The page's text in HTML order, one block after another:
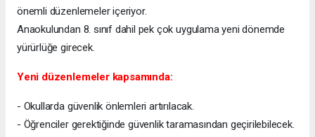
önemli düzenlemeler içeriyor.
Anaokulundan 8. sınıf dahil pek çok uygulama yeni dönemde
yürürlüğe girecek.
Yeni düzenlemeler kapsamında:
- Okullarda güvenlik önlemleri artırılacak.
- Öğrenciler gerektiğinde güvenlik taramasından geçirilebilecek.